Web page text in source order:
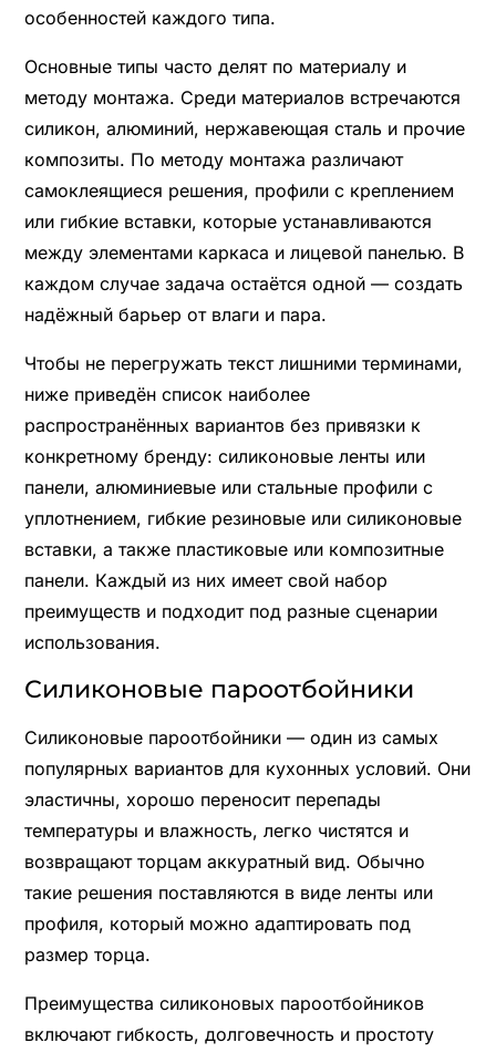
особенностей каждого типа.
Основные типы часто делят по материалу и
методу монтажа. Среди материалов встречаются
силикон, алюминий, нержавеющая сталь и прочие
композиты. По методу монтажа различают
самоклеящиеся решения, профили с креплением
или гибкие вставки, которые устанавливаются
между элементами каркаса и лицевой панелью. В
каждом случае задача остаётся одной — создать
надёжный барьер от влаги и пара.
Чтобы не перегружать текст лишними терминами,
ниже приведён список наиболее
распространённых вариантов без привязки к
конкретному бренду: силиконовые ленты или
панели, алюминиевые или стальные профили с
уплотнением, гибкие резиновые или силиконовые
вставки, а также пластиковые или композитные
панели. Каждый из них имеет свой набор
преимуществ и подходит под разные сценарии
использования.
Силиконовые пароотбойники
Силиконовые пароотбойники — один из самых
популярных вариантов для кухонных условий. Они
эластичны, хорошо переносит перепады
температуры и влажность, легко чистятся и
возвращают торцам аккуратный вид. Обычно
такие решения поставляются в виде ленты или
профиля, который можно адаптировать под
размер торца.
Преимущества силиконовых пароотбойников
включают гибкость, долговечность и простоту